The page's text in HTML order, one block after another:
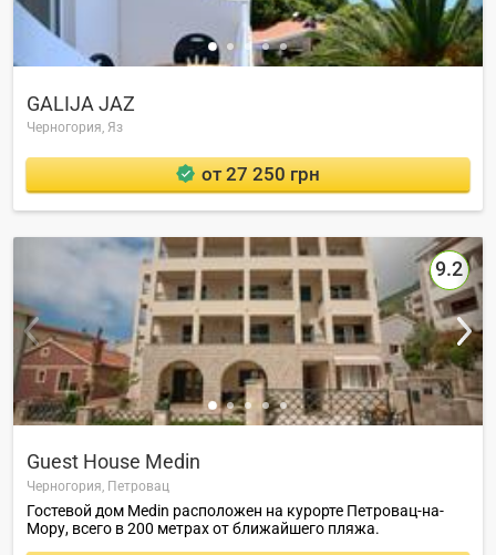
GALIJA JAZ
Черногория, Яз
от 27 250 грн
9.2
Guest House Medin
Черногория, Петровац
Гостевой дом Medin расположен на курорте Петровац-на-
Мору, всего в 200 метрах от ближайшего пляжа.